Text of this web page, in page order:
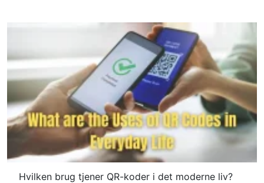
Hvilken brug tjener QR-koder i det moderne liv?